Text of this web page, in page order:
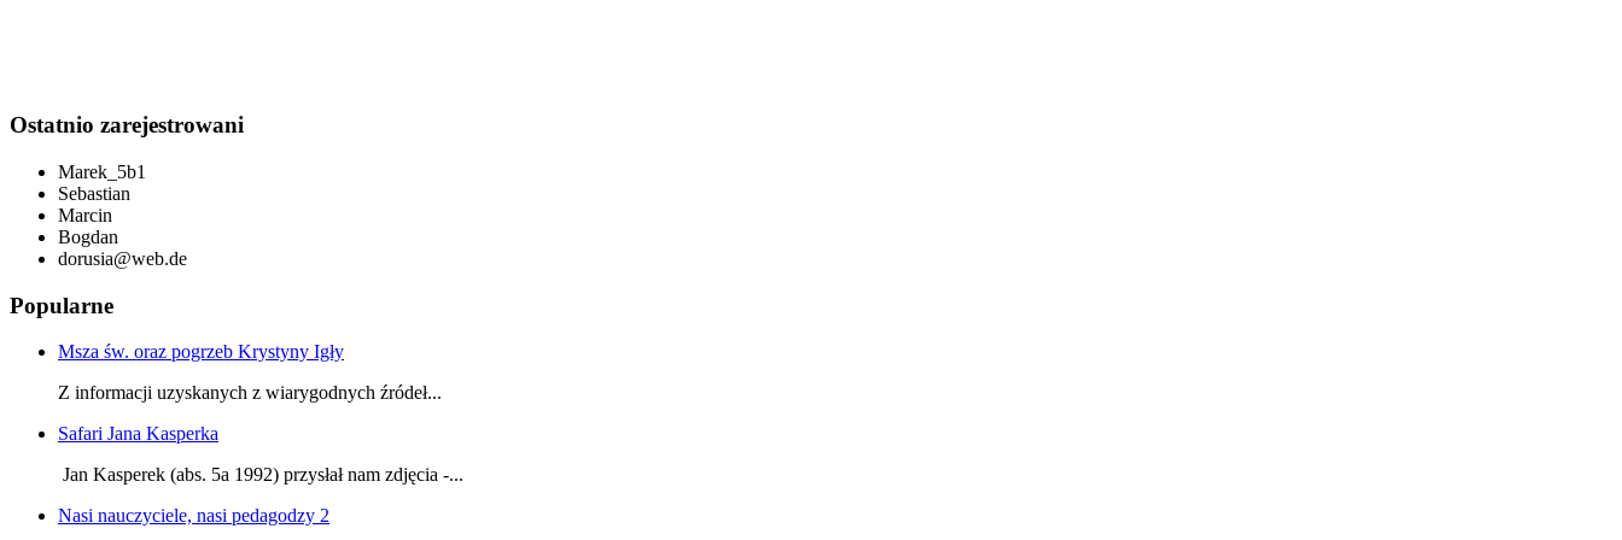
Ostatnio zarejestrowani
Marek_5b1
Sebastian
Marcin
Bogdan
dorusia@web.de
Popularne
Msza św. oraz pogrzeb Krystyny Igły
Z informacji uzyskanych z wiarygodnych źródeł...
Safari Jana Kasperka
Jan Kasperek (abs. 5a 1992) przysłał nam zdjęcia -...
Nasi nauczyciele, nasi pedagodzy 2